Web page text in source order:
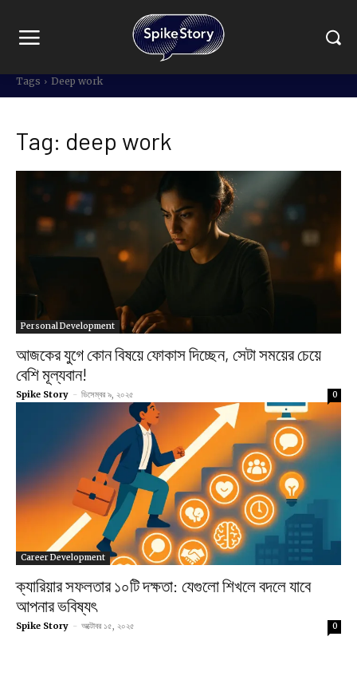
Tags Deep work
Tag: deep work
Personal Development
আজকের যুগে কোন বিষয়ে ফোকাস দিচ্ছেন, সেটা সময়ের চেয়ে
বেশি মূল্যবান!
Spike Story - ডিসেম্বর ৯, ২০২৫ 0
Career Development
ক্যারিয়ার সফলতার ১০টি দক্ষতা: যেগুলো শিখলে বদলে যাবে
আপনার ভবিষ্যৎ
Spike Story - অক্টোবর ১৫, ২০২৫ 0